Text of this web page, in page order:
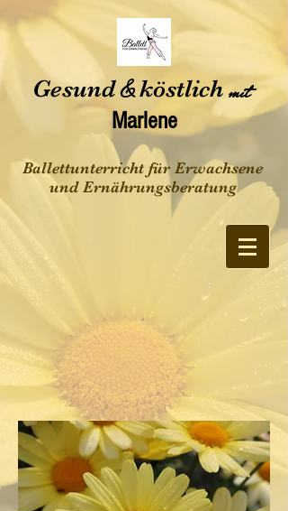
Gesund&köstlichmit
Marlene
Ballettunterricht für Erwachsene
und Ernährungsberatung